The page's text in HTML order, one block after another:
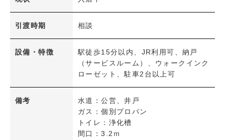
引渡時期 相談
設備・特徴
駅徒歩15分以内、JR利用可、納戸
（サービスルーム）、ウォークインク
ローゼット、駐車2台以上可
備考
水道：公営、井戸
ガス：個別プロパン
トイレ：浄化槽
間口：3.2ｍ